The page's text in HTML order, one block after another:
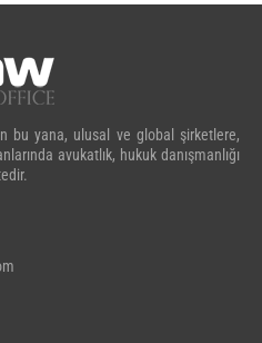
bu yana, ulusal ve global şirketlere,
avukatlık, hukuk danışmanlığı